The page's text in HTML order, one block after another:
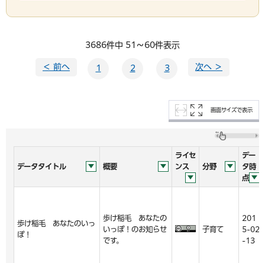
3686件中 51～60件表示
＜ 前へ 1 2 3 次へ ＞
画面サイズで表示
データタイトル 概要
ライセ
ンス
分野
デー
タ時
点
歩け稲毛 あなたのいっ
ぽ！
歩け稲毛 あなたの
いっぽ！のお知らせ
です。
子育て
201
5-02
-13